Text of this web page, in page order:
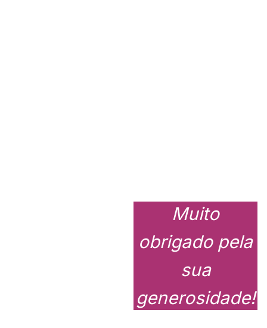
Muito
obrigado pela
sua
generosidade!